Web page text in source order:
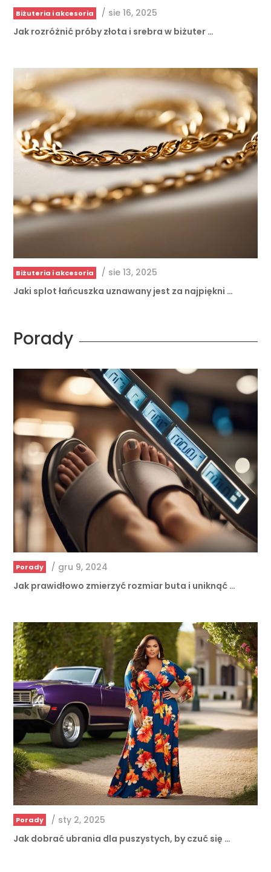
Jak rozróżnić próby złota i srebra w biżuter …
Jaki splot łańcuszka uznawany jest za najpiękni …
Porady
gru 9, 2024
Jak prawidłowo zmierzyć rozmiar buta i uniknąć …
Porady / sty 2, 2025
Jak dobrać ubrania dla puszystych, by czuć się …